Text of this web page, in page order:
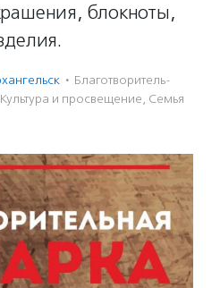
блокноты,
· Благотвори­тель­
Культура и просвещение, Семья